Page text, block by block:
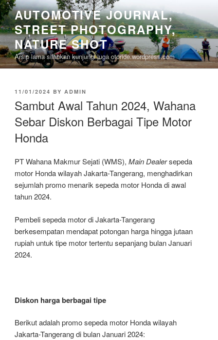
Skip
to
content
AUTOMOTIVE JOURNAL,
STREET PHOTOGRAPHY,
NATURE SHOT
Arsip lama silahkan kunjungi juga otoride.wordpress.com
POSTED
11/01/2024 BY ADMIN
Sambut Awal Tahun 2024, Wahana
Sebar Diskon Berbagai Tipe Motor
Honda
PT Wahana Makmur Sejati (WMS), Main Dealersepeda
motor Honda wilayah Jakarta-Tangerang, menghadirkan
sejumlah promo menarik sepeda motor Honda di awal
tahun 2024.
Pembeli sepeda motor di Jakarta-Tangerang
berkesempatan mendapat potongan harga hingga jutaan
rupiah untuk tipe motor tertentu sepanjang bulan Januari
2024.
Diskon harga berbagai tipe
Berikut adalah promo sepeda motor Honda wilayah
Jakarta-Tangerang di bulan Januari 2024: